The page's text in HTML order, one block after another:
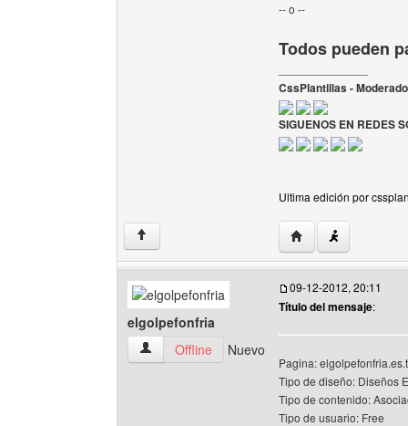
-- o --
Todos pueden
CssPlantillas -
SIGUENOS EN REDES
Ultima edición por
↑ Visitar sitio web del
elgolpefonfria
elgolpefonfria Ver perfil del usuario
Offline Nuevo
09-12-2012, 20:11
Título del mensaje:
Pagina:
Tipo de diseño: Diseños
Tipo de contenido:
Tipo de usuario: Free